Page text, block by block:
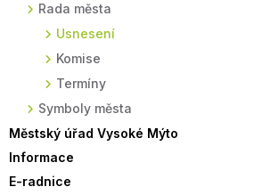
Rada města
Usnesení
Komise
Termíny
Symboly města
Městský úřad Vysoké Mýto
Informace
E-radnice